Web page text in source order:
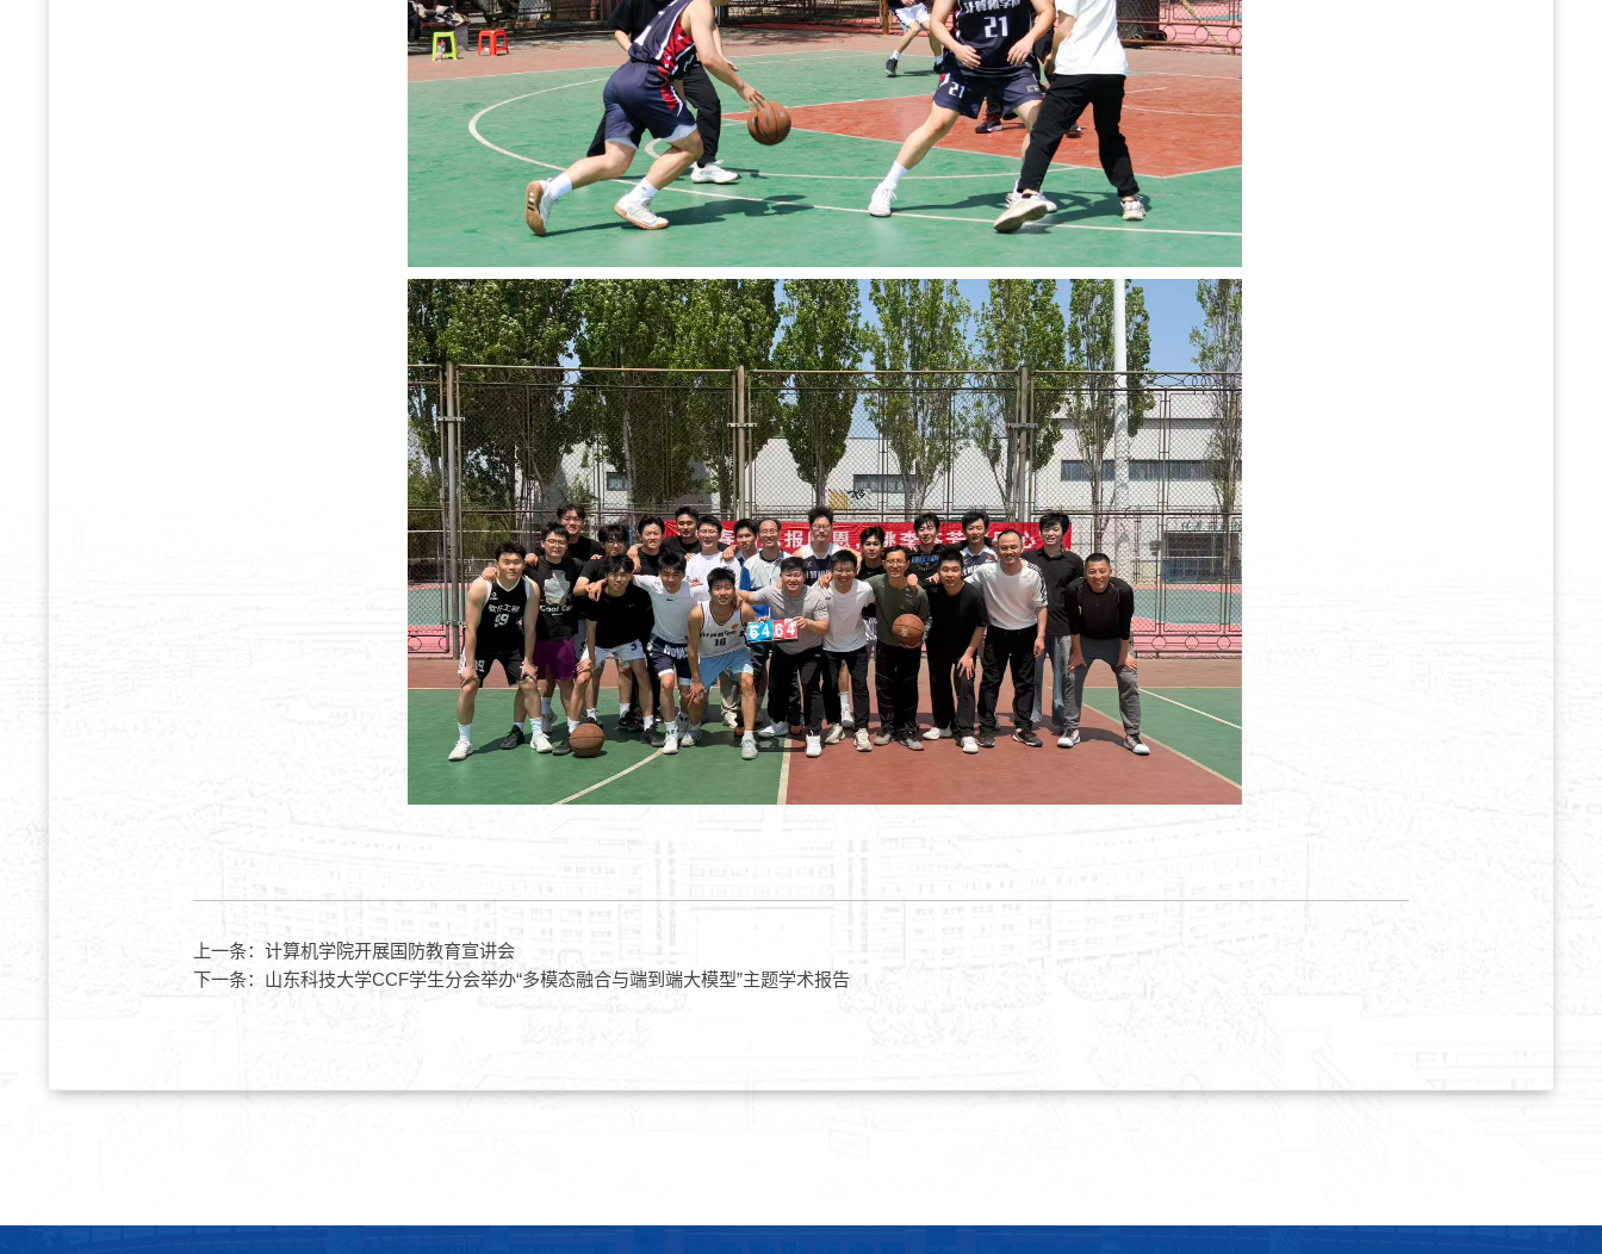
上一条： 计算机学院开展国防教育宣讲会
下一条： 山东科技大学CCF学生分会举办“多模态融合与端到端大模型”主题学术报告